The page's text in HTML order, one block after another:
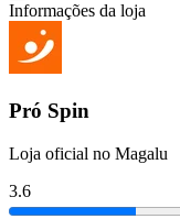
Informações da loja
Pró Spin
Loja oficial no Magalu
3.6